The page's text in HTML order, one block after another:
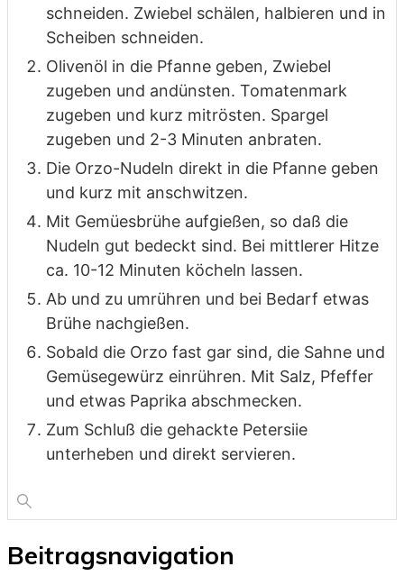
schneiden. Zwiebel schälen, halbieren und in
Scheiben schneiden.
Olivenöl in die Pfanne geben, Zwiebel
zugeben und andünsten. Tomatenmark
zugeben und kurz mitrösten. Spargel
zugeben und 2-3 Minuten anbraten.
Die Orzo-Nudeln direkt in die Pfanne geben
und kurz mit anschwitzen.
Mit Gemüesbrühe aufgießen, so daß die
Nudeln gut bedeckt sind. Bei mittlerer Hitze
ca. 10-12 Minuten köcheln lassen.
Ab und zu umrühren und bei Bedarf etwas
Brühe nachgießen.
Sobald die Orzo fast gar sind, die Sahne und
Gemüsegewürz einrühren. Mit Salz, Pfeffer
und etwas Paprika abschmecken.
Zum Schluß die gehackte Petersiie
unterheben und direkt servieren.
Beitragsnavigation